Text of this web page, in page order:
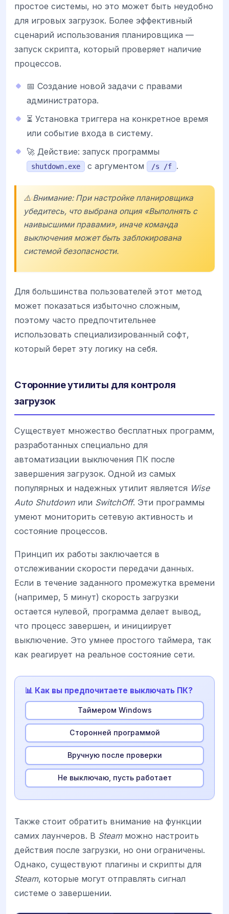
простое системы, но это может быть неудобно
для игровых загрузок. Более эффективный
сценарий использования планировщика —
запуск скрипта, который проверяет наличие
процессов.
📅 Создание новой задачи с правами
администратора.
⏳ Установка триггера на конкретное время
или событие входа в систему.
🚀 Действие: запуск программы
shutdown.exe с аргументом /s /f .
⚠️ Внимание: При настройке планировщика
убедитесь, что выбрана опция «Выполнять с
наивысшими правами», иначе команда
выключения может быть заблокирована
системой безопасности.
Для большинства пользователей этот метод
может показаться избыточно сложным,
поэтому часто предпочтительнее
использовать специализированный софт,
который берет эту логику на себя.
Сторонние утилиты для контроля
загрузок
Существует множество бесплатных программ,
разработанных специально для
автоматизации выключения ПК после
завершения загрузок. Одной из самых
популярных и надежных утилит является Wise
Auto Shutdown или SwitchOff. Эти программы
умеют мониторить сетевую активность и
состояние процессов.
Принцип их работы заключается в
отслеживании скорости передачи данных.
Если в течение заданного промежутка времени
(например, 5 минут) скорость загрузки
остается нулевой, программа делает вывод,
что процесс завершен, и инициирует
выключение. Это умнее простого таймера, так
как реагирует на реальное состояние сети.
📊 Как вы предпочитаете выключать ПК?
Таймером Windows
Сторонней программой
Вручную после проверки
Не выключаю, пусть работает
Также стоит обратить внимание на функции
самих лаунчеров. В Steamможно настроить
действия после загрузки, но они ограничены.
Однако, существуют плагины и скрипты для
Steam, которые могут отправлять сигнал
системе о завершении.